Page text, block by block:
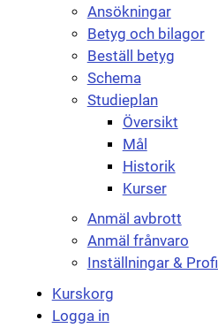
Ansökningar
Betyg och bilagor
Beställ betyg
Schema
Studieplan
Översikt
Mål
Historik
Kurser
Anmäl avbrott
Anmäl frånvaro
Inställningar & Profil
Kurskorg
Logga in